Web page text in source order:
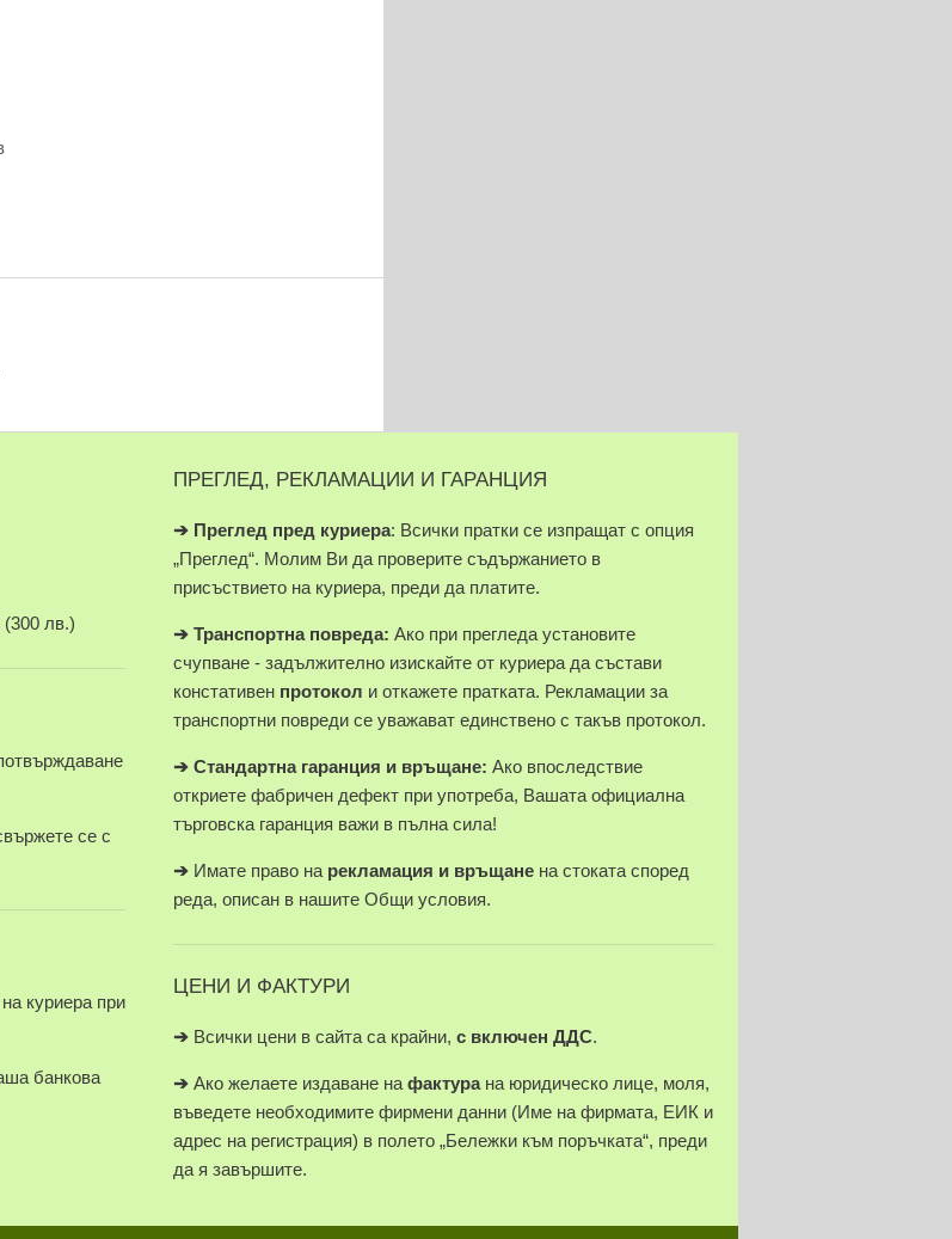
(300 лв.)
се с
куриера при
банкова
ПРЕГЛЕД, РЕКЛАМАЦИИ И ГАРАНЦИЯ
➔ Преглед пред куриера: Всички пратки се изпращат с опция
„Преглед“. Молим Ви да проверите съдържанието в
присъствието на куриера, преди да платите.
➔ Транспортна повреда: Ако при прегледа установите
счупване - задължително изискайте от куриера да състави
констативен протокол и откажете пратката. Рекламации за
транспортни повреди се уважават единствено с такъв протокол.
➔ Стандартна гаранция и връщане: Ако впоследствие
откриете фабричен дефект при употреба, Вашата официална
търговска гаранция важи в пълна сила!
➔ Имате право на рекламация и връщане на стоката според
реда, описан в нашите Общи условия.
ЦЕНИ И ФАКТУРИ
➔ Всички цени в сайта са крайни, с включен ДДС.
➔ Ако желаете издаване на фактура на юридическо лице, моля,
въведете необходимите фирмени данни (Име на фирмата, ЕИК и
адрес на регистрация) в полето „Бележки към поръчката“, преди
да я завършите.